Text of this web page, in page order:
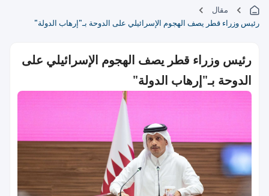
مقال
رئيس وزراء قطر يصف الهجوم الإسرائيلي على الدوحة بـ"إرهاب الدولة"
رئيس وزراء قطر يصف الهجوم الإسرائيلي على
الدوحة بـ"إرهاب الدولة"